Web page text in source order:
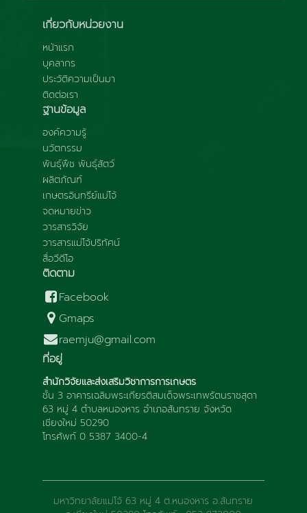
เกี่ยวกับหน่วยงาน
หน้าแรก
บุคลากร
ประวัติความเป็นมา
ติดต่อเรา
ฐานข้อมูล
องค์ความรู้
นวัตกรรม
พันธุ์พืช พันธุ์สัตว์
ผลิตภัณฑ์
เกษตรอินทรีย์แม่โจ้
จดหมายข่าว
วารสารวิจัย
วารสารแม่โจ้ปริทัศน์
สื่อวีดีโอ
ติดตาม
Facebook
Gmaps
raemju@gmail.com
ที่อยู่
สำนักวิจัยและส่งเสริมวิชาการการเกษตร
ชั้น 3 อาคารเฉลิมพระเกียรติสมเด็จพระเทพรัตนราชสุดา
63 หมู่ 4 ตำบลหนองหาร อำเภอสันทราย จังหวัด
เชียงใหม่ 50290
โทรศัพท์ 0 5387 3400-4
มหาวิทยาลัยแม่โจ้ 63 หมู่ 4 ต.หนองหาร อ.สันทราย